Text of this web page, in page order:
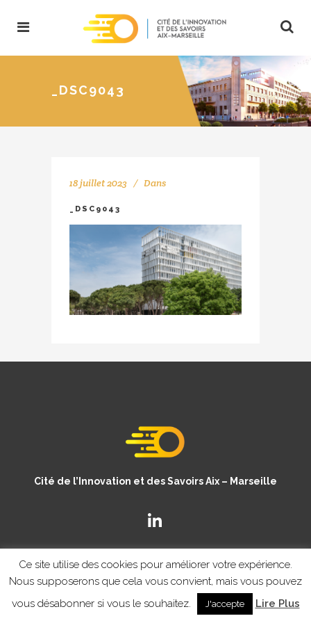
_DSC9043
18 juillet 2023 Dans
_DSC9043
Cité de l’Innovation et des Savoirs Aix – Marseille
© Copyright CISAM 2020- MENTIONS LEGALES
Ce site utilise des cookies pour améliorer votre expérience.
Nous supposerons que cela vous convient, mais vous pouvez
vous désabonner si vous le souhaitez.
J'accepte Lire Plus